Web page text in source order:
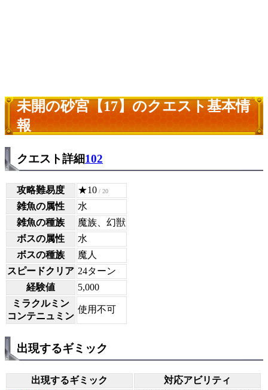
未開の砂宮【17】のクエスト基本情
報
クエスト詳細102
攻略難易度 ★10 / 20
雑魚の属性
水
雑魚の種族
魔族、幻獣
ボスの属性
水
ボスの種族
魔人
スピードクリア 24ターン
経験値
5,000
ミラクルミン
コンテニュミン
使用不可
出現するギミック
出現するギミック
対応アビリティ